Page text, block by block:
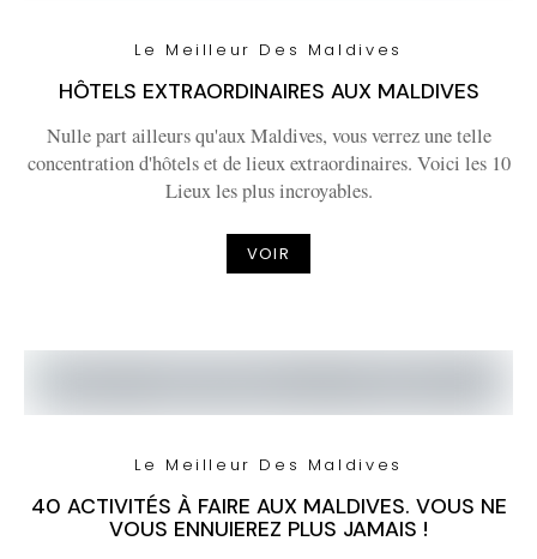
Le Meilleur Des Maldives
HÔTELS EXTRAORDINAIRES AUX MALDIVES
Nulle part ailleurs qu'aux Maldives, vous verrez une telle
concentration d'hôtels et de lieux extraordinaires. Voici les 10
Lieux les plus incroyables.
VOIR
Le Meilleur Des Maldives
40 ACTIVITÉS À FAIRE AUX MALDIVES. VOUS NE
VOUS ENNUIEREZ PLUS JAMAIS !